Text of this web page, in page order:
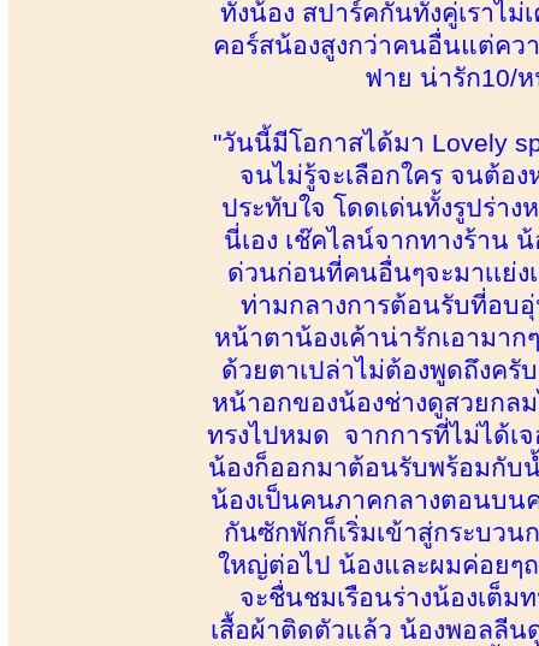
ทั้งน้อง สปาร์คกันทั้งคู่เราไ
คอร์สน้องสูงกว่าคนอื่นแต่คว
ฟาย น่ารัก10/
"วันนี้มีโอกาสได้มา Lovely
จนไม่รู้จะเลือกใคร จนต้อ
ประทับใจ โดดเด่นทั้งรูปร่าง
นี่เอง เช๊คไลน์จากทางร้าน
ด่วนก่อนที่คนอื่นๆจะมาเเย่
ท่ามกลางการต้อนรับที่อบ
หน้าตาน้องเค้าน่ารักเอามา
ด้วยตาเปล่าไม่ต้องพูดถึงครั
หน้าอกของน้องช่างดูสวยกล
ทรงไปหมด จากการที่ไม่ได้
น้องก็ออกมาต้อนรับพร้อมกับ
น้องเป็นคนภาคกลางตอนบน
กันซักพักก็เริ่มเข้าสู่กระบวน
ใหญ่ต่อไป น้องและผมค่อยๆ
จะชื่นชมเรือนร่างน้องเต็
เสื้อผ้าติดตัวแล้ว น้องพอลลี